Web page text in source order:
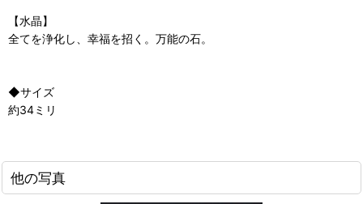
【水晶】
全てを浄化し、幸福を招く。万能の石。
◆サイズ
約34ミリ
他の写真